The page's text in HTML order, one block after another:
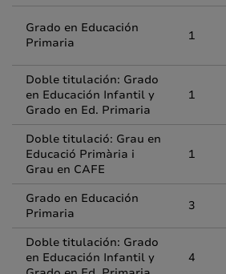
Grado en Educación
Primaria
1
Doble titulación: Grado
en Educación Infantil y
Grado en Ed. Primaria
1
Doble titulació: Grau en
Educació Primària i
Grau en CAFE
1
Grado en Educación
Primaria
3
Doble titulación: Grado
en Educación Infantil y
4